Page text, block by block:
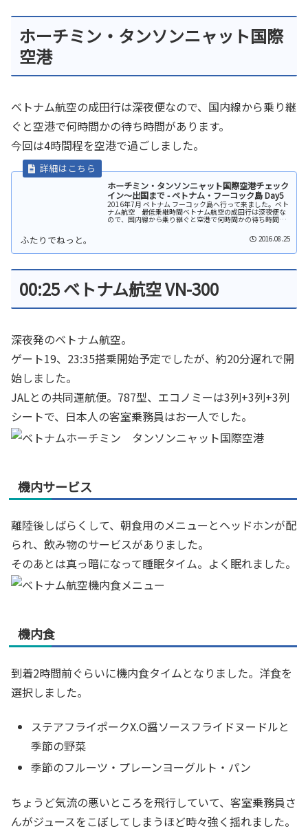
ホーチミン・タンソンニャット国際
空港
ベトナム航空の成田行は深夜便なので、国内線から乗り継
ぐと空港で何時間かの待ち時間があります。
今回は4時間程を空港で過ごしました。
ホーチミン・タンソンニャット国際空港チェック
イン～出国まで - ベトナム・フーコック島 Day5
2016年7月 ベトナム フーコック島へ行って来ました。ベト
ナム航空 最低乗継時間ベトナム航空の成田行は深夜便な
ので、国内線から乗り継ぐと空港で何時間かの待ち時間が
2016.08.25
00:25 ベトナム航空 VN-300
深夜発のベトナム航空。
ゲート19、23:35搭乗開始予定でしたが、約20分遅れで開
始しました。
JALとの共同運航便。787型、エコノミーは3列+3列+3列
シートで、日本人の客室乗務員はお一人でした。
機内サービス
離陸後しばらくして、朝食用のメニューとヘッドホンが配
られ、飲み物のサービスがありました。
そのあとは真っ暗になって睡眠タイム。よく眠れました。
機内食
到着2時間前ぐらいに機内食タイムとなりました。洋食を
選択しました。
ステアフライポークX.O醤ソースフライドヌードルと
季節の野菜
季節のフルーツ・プレーンヨーグルト・パン
ちょうど気流の悪いところを飛行していて、客室乗務員さ
んがジュースをこぼしてしまうほど時々強く揺れました。